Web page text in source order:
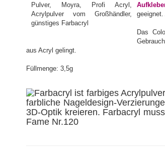
Das
aus Acryl gelingt.
Füllmenge: 3,5g